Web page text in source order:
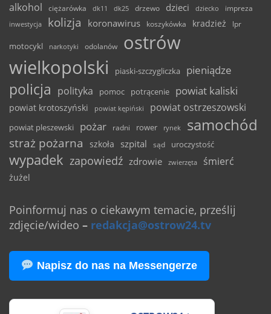
alkohol ciężarówka dk11 dk25 drzewo dzieci dziecko
impreza
inwestycja
kolizja koronawirus koszykówka kradzież lpr
motocykl narkotyki odolanów
ostrów
wielkopolski
piaski-szczygliczka pieniądze
policja polityka pomoc potrącenie powiat kaliski
powiat krotoszyński powiat kępiński powiat ostrzeszowski
powiat pleszewski pożar radni rower rynek samochód
straż pożarna szkoła szpital sąd uroczystość
wypadek zapowiedź zdrowie zwierzęta śmierć
żużel
Poinformuj nas o ciekawym temacie, prześlij
zdjęcie/wideo – redakcja@ostrow24.tv
Napisz do nas na Messengerze